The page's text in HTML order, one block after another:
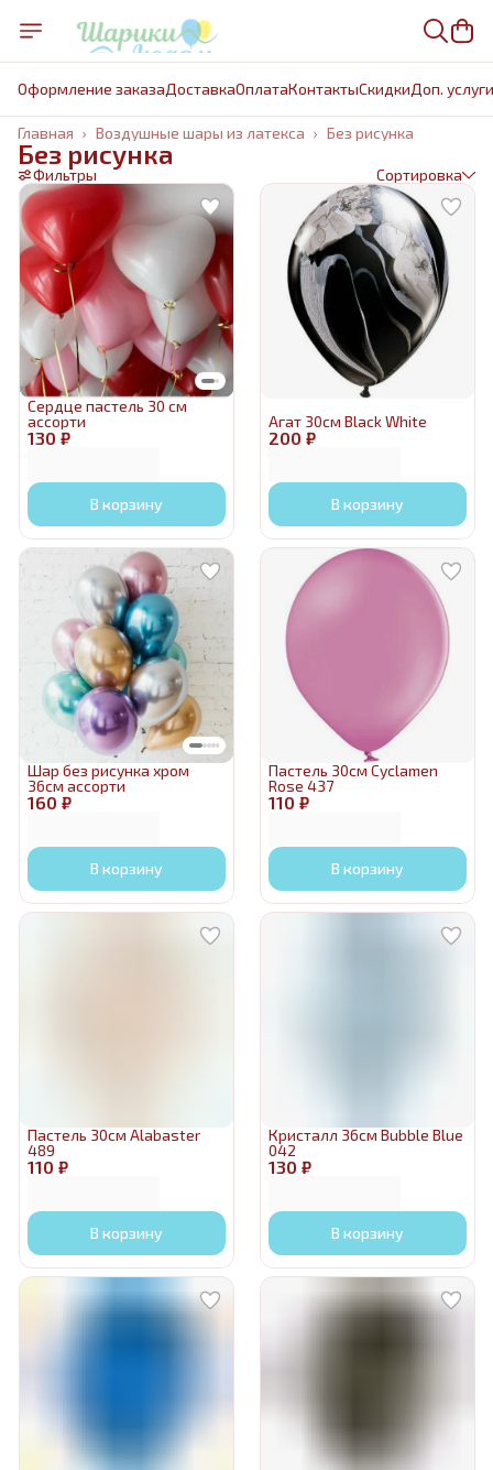
Оформление заказаДоставкаОплатаКонтактыCкидкиДоп. услуги
Без рисунка
Воздушные шары из латекса ›
Главная ›
Без рисунка
Фильтры Сортировка
130 ₽
Сердце пастель 30 см
ассорти
В корзину
200 ₽
Агат 30см Black White
В корзину
160 ₽
Шар без рисунка хром
36см ассорти
В корзину
110 ₽
Пастель 30см Cyclamen
Rose 437
В корзину
110 ₽
Пастель 30см Alabaster
489
В корзину
130 ₽
Кристалл 36см Bubble Blue
042
В корзину